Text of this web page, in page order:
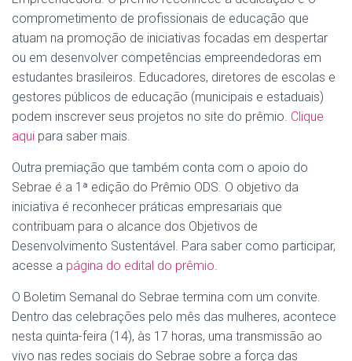
comprometimento de profissionais de educação que
atuam na promoção de iniciativas focadas em despertar
ou em desenvolver competências empreendedoras em
estudantes brasileiros. Educadores, diretores de escolas e
gestores públicos de educação (municipais e estaduais)
podem inscrever seus projetos no site do prêmio. Clique
aqui para saber mais.
Outra premiação que também conta com o apoio do
Sebrae é a 1ª edição do Prêmio ODS. O objetivo da
iniciativa é reconhecer práticas empresariais que
contribuam para o alcance dos Objetivos de
Desenvolvimento Sustentável. Para saber como participar,
acesse a página do edital do prêmio.
O Boletim Semanal do Sebrae termina com um convite.
Dentro das celebrações pelo mês das mulheres, acontece
nesta quinta-feira (14), às 17 horas, uma transmissão ao
vivo nas redes sociais do Sebrae sobre a força das